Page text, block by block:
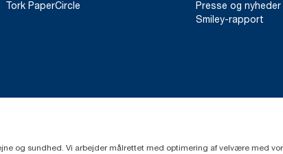
Tork PaperCircle
Presse og nyheder
Smiley-rapport
og sundhed. Vi arbejder målrettet med optimering af velvære med